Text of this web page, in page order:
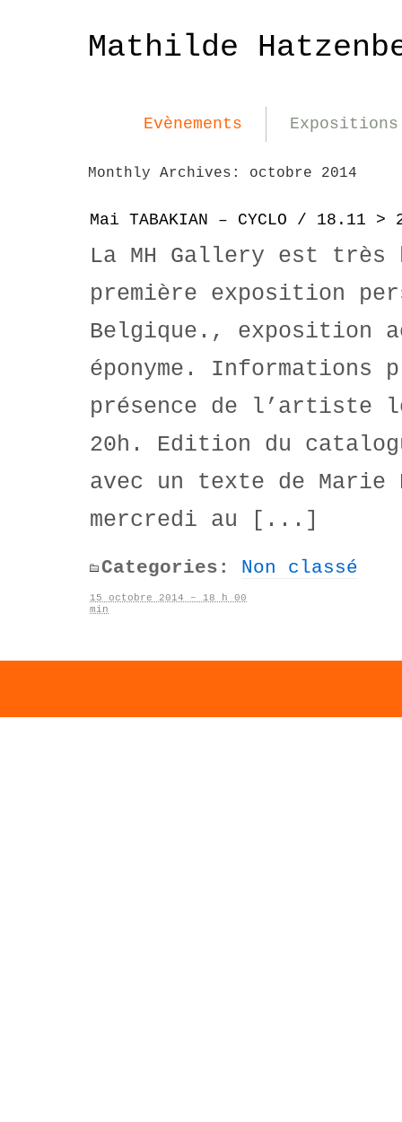
Mathilde
Evènements Expositions
Monthly Archives: octobre 2014
Mai TABAKIAN – CYCLO / 18.11 >
La MH Gallery est très
première exposition
Belgique., exposition
éponyme. Informations
présence de l’artiste
20h. Edition du
avec un texte de Marie
mercredi au [...]
Categories: Non classé
15 octobre 2014 – 18 h 00
min